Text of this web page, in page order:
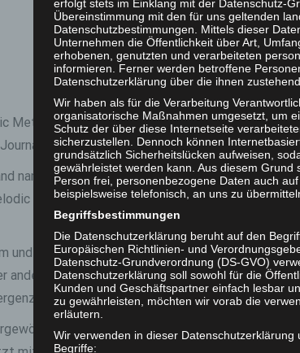
Metal mit einer Prise Pop. Starke Stimme,
Dieter Reinsch die Musik von Taste of
namens Beyond Belief formierte sich 2004
Metal und Rock–Bands der Szene rund um
und die Emotionen. Sie haben bereits viele
bei Konzerten wie den „United Metal
Bandcontest 2012 gegen überregionale
Sängerin mit einer mitreißenden
erfolgt stets im Einklang mit der Datenschutz-
Übereinstimmung mit den für uns geltenden
Datenschutzbestimmungen. Mittels dieser
Unternehmen die Öffentlichkeit über Art,
erhobenen, genutzten und verarbeiteten
informieren. Ferner werden betroffene
Datenschutzerklärung über die ihnen
Wir haben als für die Verarbeitung
organisatorische Maßnahmen umgesetzt, um
Schutz der über diese Internetseite
sicherzustellen. Dennoch können
grundsätzlich Sicherheitslücken aufweisen,
gewährleistet werden kann. Aus diesem Grund
Person frei, personenbezogene Daten auch auf
beispielsweise telefonisch, an uns zu
Begriffsbestimmungen
Die Datenschutzerklärung beruht auf den
Europäischen Richtlinien- und
Datenschutz-Grundverordnung (DS-GVO)
Datenschutzerklärung soll sowohl für die
Kunden und Geschäftspartner einfach lesbar
zu gewährleisten, möchten wir vorab die
erläutern.
Wir verwenden in dieser
Begriffe: